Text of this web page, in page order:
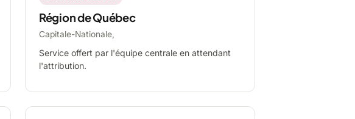
Région de Québec
Capitale-Nationale,
Service offert par l'équipe centrale en attendant
l'attribution.